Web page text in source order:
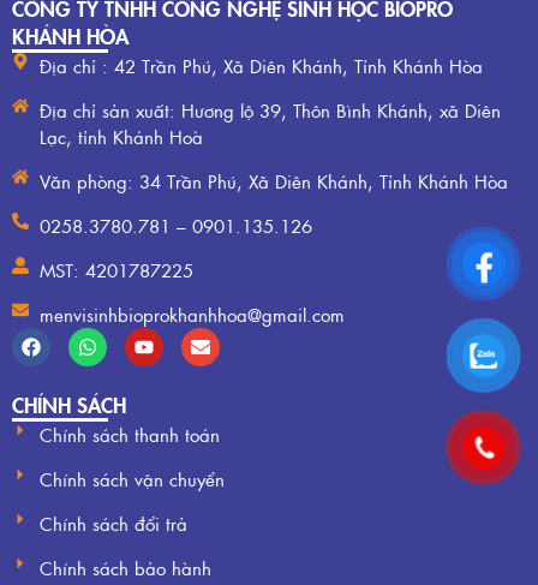
CÔNG TY TNHH CÔNG NGHỆ SINH HỌC BIOPRO
KHÁNH HÒA
Địa chỉ : 42 Trần Phú, Xã Diên Khánh, Tỉnh Khánh Hòa
Địa chỉ sản xuất: Hương lộ 39, Thôn Bình Khánh, xã Diên
Lạc, tỉnh Khánh Hoà
Văn phòng: 34 Trần Phú, Xã Diên Khánh, Tỉnh Khánh Hòa
0258.3780.781 – 0901.135.126
MST: 4201787225
menvisinhbioprokhanhhoa@gmail.com
CHÍNH SÁCH
Chính sách thanh toán
Chính sách vận chuyển
Chính sách đổi trả
Chính sách bảo hành